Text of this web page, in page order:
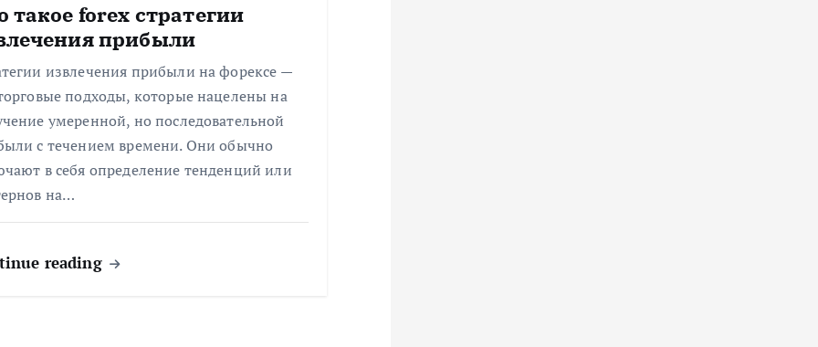
такое forex стратегии
прибыли
извлечения прибыли на форексе —
подходы, которые нацелены на
умеренной, но последовательной
с течением времени. Они обычно
в себя определение тенденций или
на…
reading